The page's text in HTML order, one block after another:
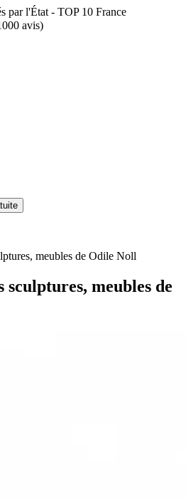
par l'État - TOP 10 France
avis)
meubles de Odile Noll
sculptures, meubles de